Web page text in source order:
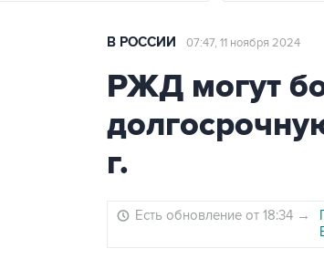
В РОССИИ 07:47, 11 ноября 2024
РЖД могут
г.
Есть обновление от 18:34 →